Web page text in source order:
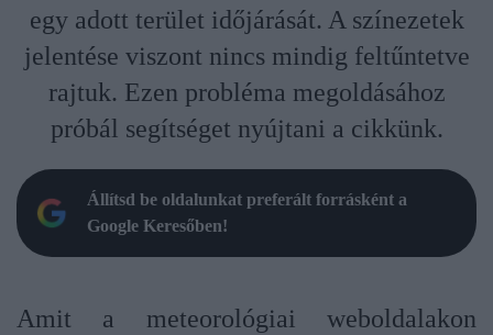
egy adott terület időjárását. A színezetek
jelentése viszont nincs mindig feltűntetve
rajtuk. Ezen probléma megoldásához
próbál segítséget nyújtani a cikkünk.
Állítsd be oldalunkat preferált forrásként a
Google Keresőben!
Amit a meteorológiai weboldalakon